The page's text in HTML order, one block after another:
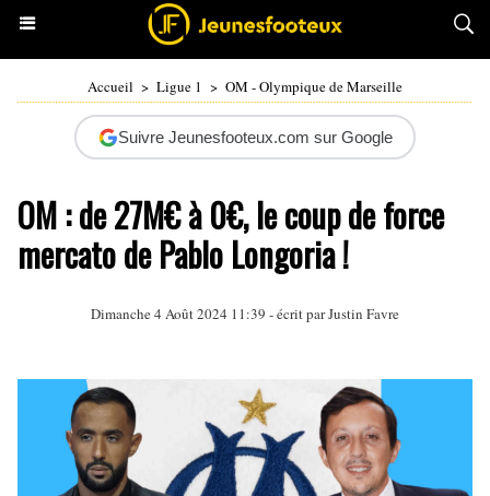
Accueil > Ligue 1 > OM - Olympique de Marseille
Suivre Jeunesfooteux.com sur Google
OM : de 27M€ à 0€, le coup de force
mercato de Pablo Longoria !
Dimanche 4 Août 2024 11:39 - écrit parJustin Favre